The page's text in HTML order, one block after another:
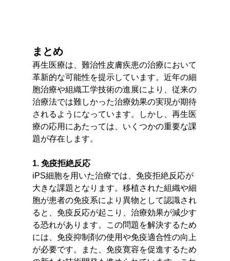
まとめ
再生医療は、難治性皮膚疾患の治療において
革新的な可能性を提示しています。近年の細
胞治療や組織工学技術の進展により、従来の
治療法では難しかった治療効果の実現が期待
されるようになっています。しかし、再生医
療の応用にあたっては、いくつかの重要な課
題が存在します。
1. 免疫拒絶反応
iPS細胞を用いた治療では、免疫拒絶反応が
大きな課題となります。移植された組織や細
胞が患者の免疫系により異物として認識され
ると、免疫反応が起こり、治療効果が減少す
る恐れがあります。この問題を解決するため
には、免疫抑制剤の使用や免疫適合性の向上
が必要です。また、免疫寛容を促進するため